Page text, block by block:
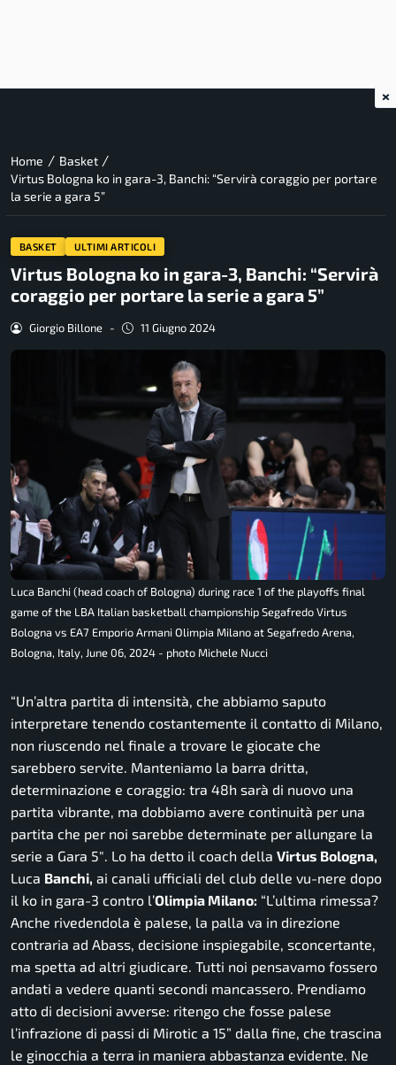
Home / Basket /
Virtus Bologna ko in gara-3, Banchi: “Servirà coraggio per portare
la serie a gara 5”
BASKET ULTIMI ARTICOLI
Virtus Bologna ko in gara-3, Banchi: “Servirà
coraggio per portare la serie a gara 5”
Giorgio Billone - 11 Giugno 2024
Luca Banchi (head coach of Bologna) during race 1 of the playoffs final
game of the LBA Italian basketball championship Segafredo Virtus
Bologna vs EA7 Emporio Armani Olimpia Milano at Segafredo Arena,
Bologna, Italy, June 06, 2024 - photo Michele Nucci
“Un’altra partita di intensità, che abbiamo saputo
interpretare tenendo costantemente il contatto di Milano,
non riuscendo nel finale a trovare le giocate che
sarebbero servite. Manteniamo la barra dritta,
determinazione e coraggio: tra 48h sarà di nuovo una
partita vibrante, ma dobbiamo avere continuità per una
partita che per noi sarebbe determinate per allungare la
serie a Gara 5″. Lo ha detto il coach della Virtus Bologna,
Luca Banchi, ai canali ufficiali del club delle vu-nere dopo
il ko in gara-3 contro l’Olimpia Milano: “L’ultima rimessa?
Anche rivedendola è palese, la palla va in direzione
contraria ad Abass, decisione inspiegabile, sconcertante,
ma spetta ad altri giudicare. Tutti noi pensavamo fossero
andati a vedere quanti secondi mancassero. Prendiamo
atto di decisioni avverse: ritengo che fosse palese
l’infrazione di passi di Mirotic a 15” dalla fine, che trascina
le ginocchia a terra in maniera abbastanza evidente. Ne
×